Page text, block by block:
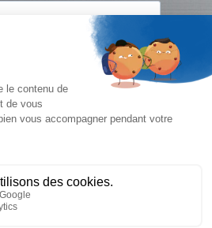
droits réservés - 2024